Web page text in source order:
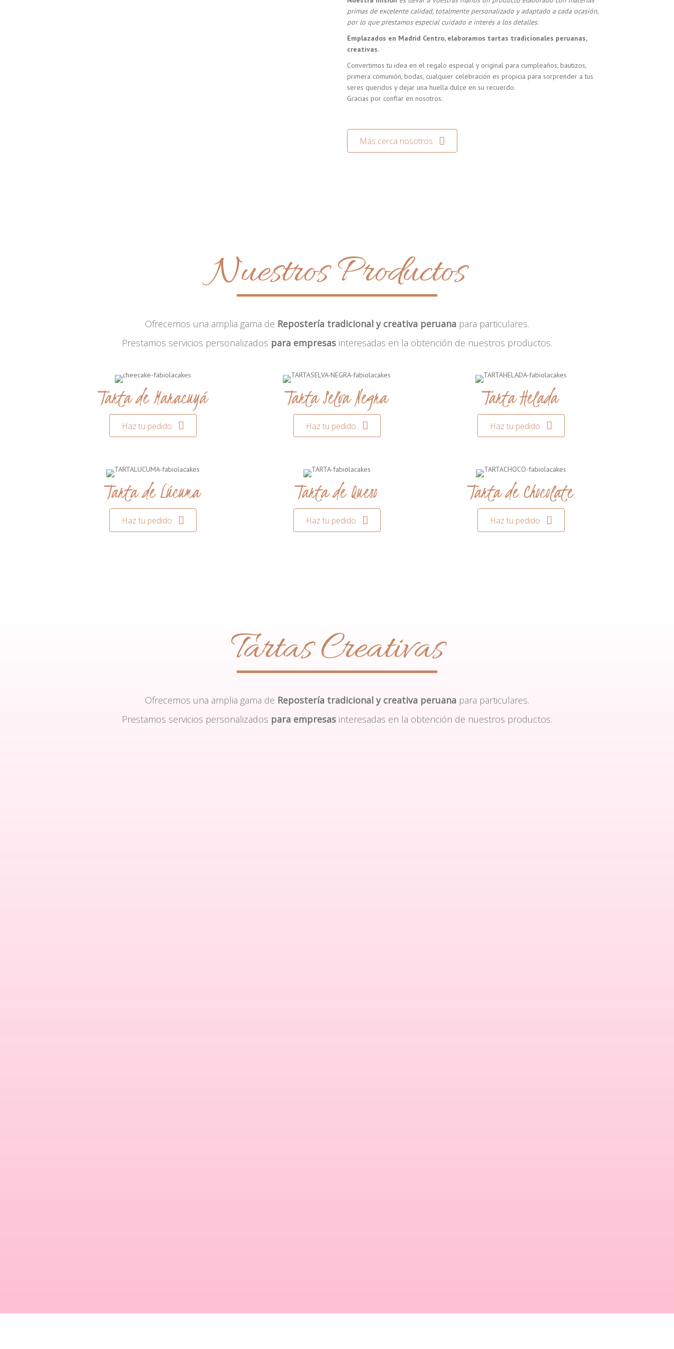
primas de excelente calidad, totalmente personalizado y adaptado a cada ocasión,
por lo que prestamos especial cuidado e interés a los detalles.
Emplazados en Madrid Centro, elaboramos tartas tradicionales peruanas,
creativas.
Convertimos tu idea en el regalo especial y original para cumpleaños, bautizos,
primera comunión, bodas, cualquier celebración es propicia para sorprender a tus
seres queridos y dejar una huella dulce en su recuerdo.
Gracias por confiar en nosotros.
Más cerca nosotros
Nuestros Productos
Ofrecemos una amplia gama de Repostería tradicional y creativa peruana para particulares.
Prestamos servicios personalizados para empresas interesadas en la obtención de nuestros productos.
Tarta de Maracuyá
Haz tu pedido
Tarta Selva Negra
Haz tu pedido
Tarta Helada
Haz tu pedido
Tarta de Lúcuma
Haz tu pedido
Tarta de Queso
Haz tu pedido
Tarta de Chocolate
Haz tu pedido
Tartas Creativas
Ofrecemos una amplia gama de Repostería tradicional y creativa peruana para particulares.
Prestamos servicios personalizados para empresas interesadas en la obtención de nuestros productos.